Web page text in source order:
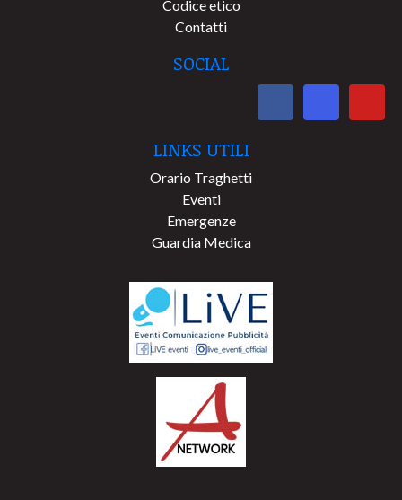
Codice etico
Contatti
SOCIAL
LINKS UTILI
Orario Traghetti
Eventi
Emergenze
Guardia Medica